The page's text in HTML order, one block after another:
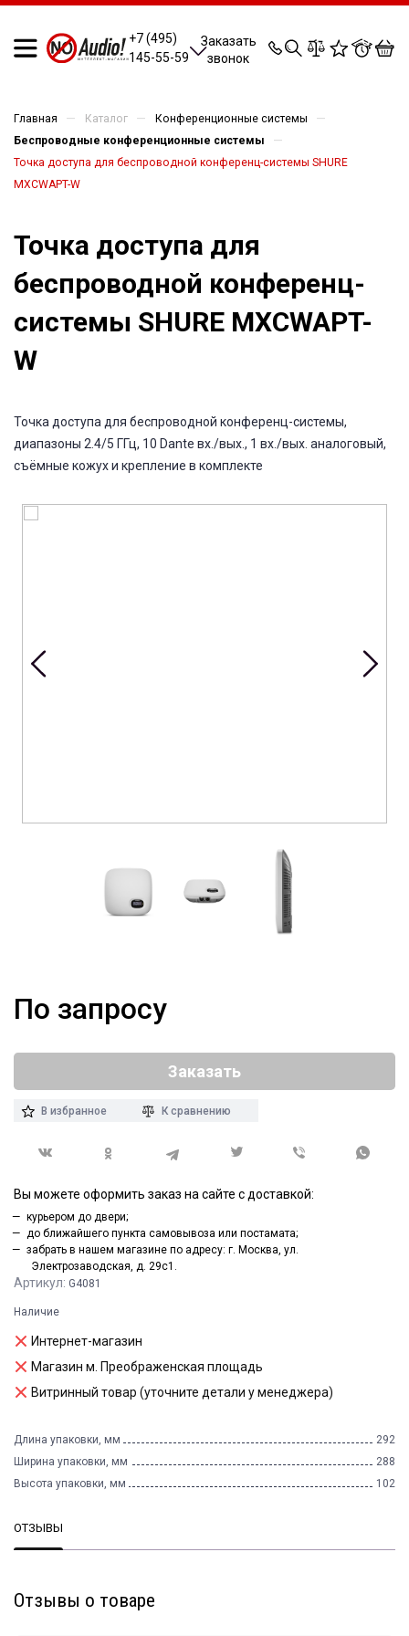
+7 (495)
145-55-59
Заказать
звонок
0 0 0 0
Главная — Каталог — Конференционные системы —
Беспроводные конференционные системы —
Точка доступа для беспроводной конференц-системы SHURE
MXCWAPT-W
Точка доступа для
беспроводной конференц-
системы SHURE MXCWAPT-
W
Точка доступа для беспроводной конференц-системы,
диапазоны 2.4/5 ГГц, 10 Dante вх./вых., 1 вх./вых. аналоговый,
съёмные кожух и крепление в комплекте
Артикул: G4081
Наличие
Интернет-магазин
Магазин м. Преображенская площадь
Витринный товар (уточните детали у менеджера)
Длина упаковки, мм
292
Ширина упаковки, мм
288
Высота упаковки, мм
102
По запросу
Заказать
В избранное К сравнению
Вы можете оформить заказ на сайте с доставкой:
курьером до двери;
до ближайшего пункта самовывоза или постамата;
забрать в нашем магазине по адресу: г. Москва, ул.
Электрозаводская, д. 29с1.
ОТЗЫВЫ
Отзывы о товаре